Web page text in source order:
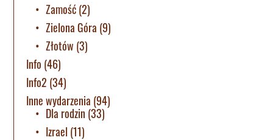
Zamość(2)
Zielona Góra (9)
Złotów (3)
Info (46)
Info2 (34)
Inne wydarzenia (94)
Dla rodzin (33)
Izrael (11)